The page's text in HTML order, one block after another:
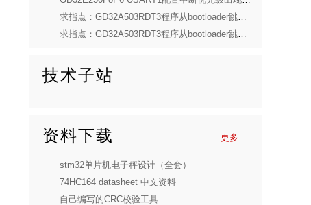
求指点：GD32A503RDT3程序从bootloader跳转APP，无法进入中断程序
求指点：GD32A503RDT3程序从bootloader跳转APP，无法进入中断程序
技术子站
更多
资料下载
stm32单片机电子秤设计（全套）
74HC164 datasheet 中文资料
自己编写的CRC校验工具